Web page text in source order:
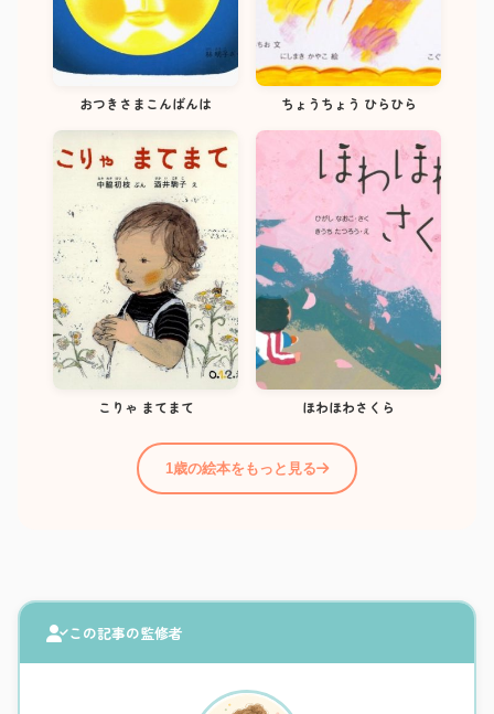
おつきさまこんばんは ちょうちょう ひらひら
こりゃ まてまて ほわほわさくら
1歳の絵本をもっと見る
この記事の監修者